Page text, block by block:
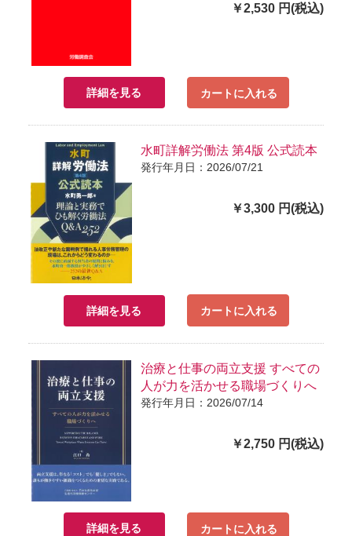
￥2,530 円(税込)
詳細を見る カートに入れる
水町詳解労働法 第4版 公式読本
発行年月日：2026/07/21
￥3,300 円(税込)
詳細を見る カートに入れる
治療と仕事の両立支援 すべての
人が力を活かせる職場づくりへ
発行年月日：2026/07/14
￥2,750 円(税込)
詳細を見る カートに入れる